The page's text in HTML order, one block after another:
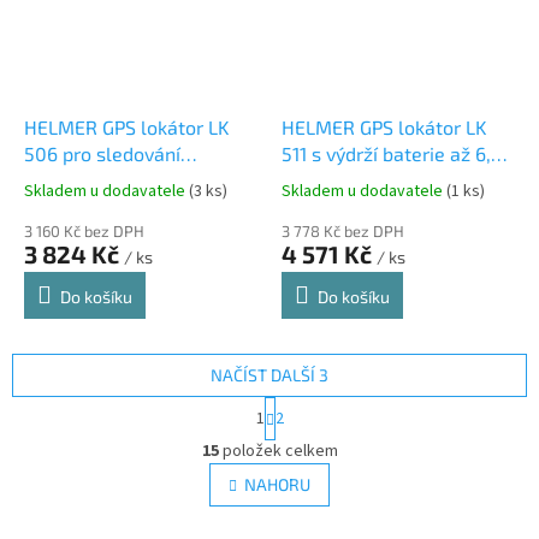
HELMER GPS lokátor LK
506 pro sledování
dopravních prostředků a
cenností se zapojením do
elektroinstalace
automobilů
Skladem u dodavatele (3 ks)
3 160 Kč bez DPH
3 824 Kč / ks
Do košíku
HELMER GPS lokátor LK
511 s výdrží baterie až 6,9
let pro sledování a hlídání
vozů, karavanů, bagrů,
traktorů či přívěsů
Skladem u dodavatele (1 ks)
3 778 Kč bez DPH
4 571 Kč / ks
Do košíku
O
v
l
á
NAČÍST DALŠÍ 3
S
t
r
á
n
k
1 2
15položek celkem
NAHORU